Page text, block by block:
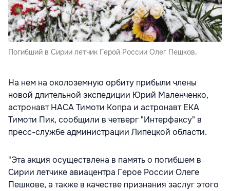
Погибший в Сирии летчик Герой России Олег Пешков,
На нем на околоземную орбиту прибыли члены
новой длительной экспедиции Юрий Маленченко,
астронавт НАСА Тимоти Копра и астронавт ЕКА
Тимоти Пик, сообщили в четверг "Интерфаксу" в
пресс-службе администрации Липецкой области.
"Эта акция осуществлена в память о погибшем в
Сирии летчике авиацентра Герое России Олеге
Пешкове, а также в качестве признания заслуг этого